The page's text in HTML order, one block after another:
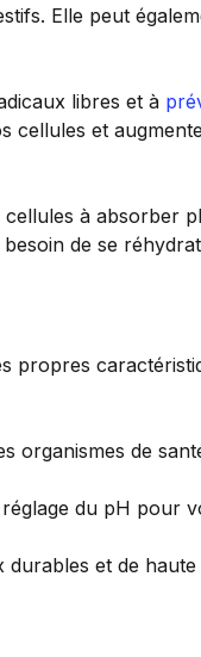
Elle peut
libres et à
et
cellules à absorber
de se
organismes de
du pH pour
et de